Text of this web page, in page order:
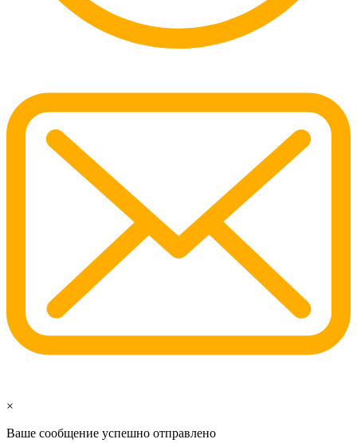
×
Ваше сообщение успешно отправлено